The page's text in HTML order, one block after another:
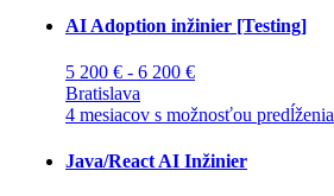
AI Adoption inžinier [Testing]
5 200 € - 6 200 €
Bratislava
4 mesiacov s možnosťou predĺženia
Java/React AI Inžinier